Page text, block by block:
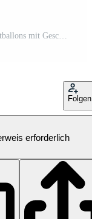
3d Rendern zwei Podien, Blau und Weiß Luftballons mit Geschenke zum Produkt Platzierung Kostenloses PNG
Folgen
erforderlich